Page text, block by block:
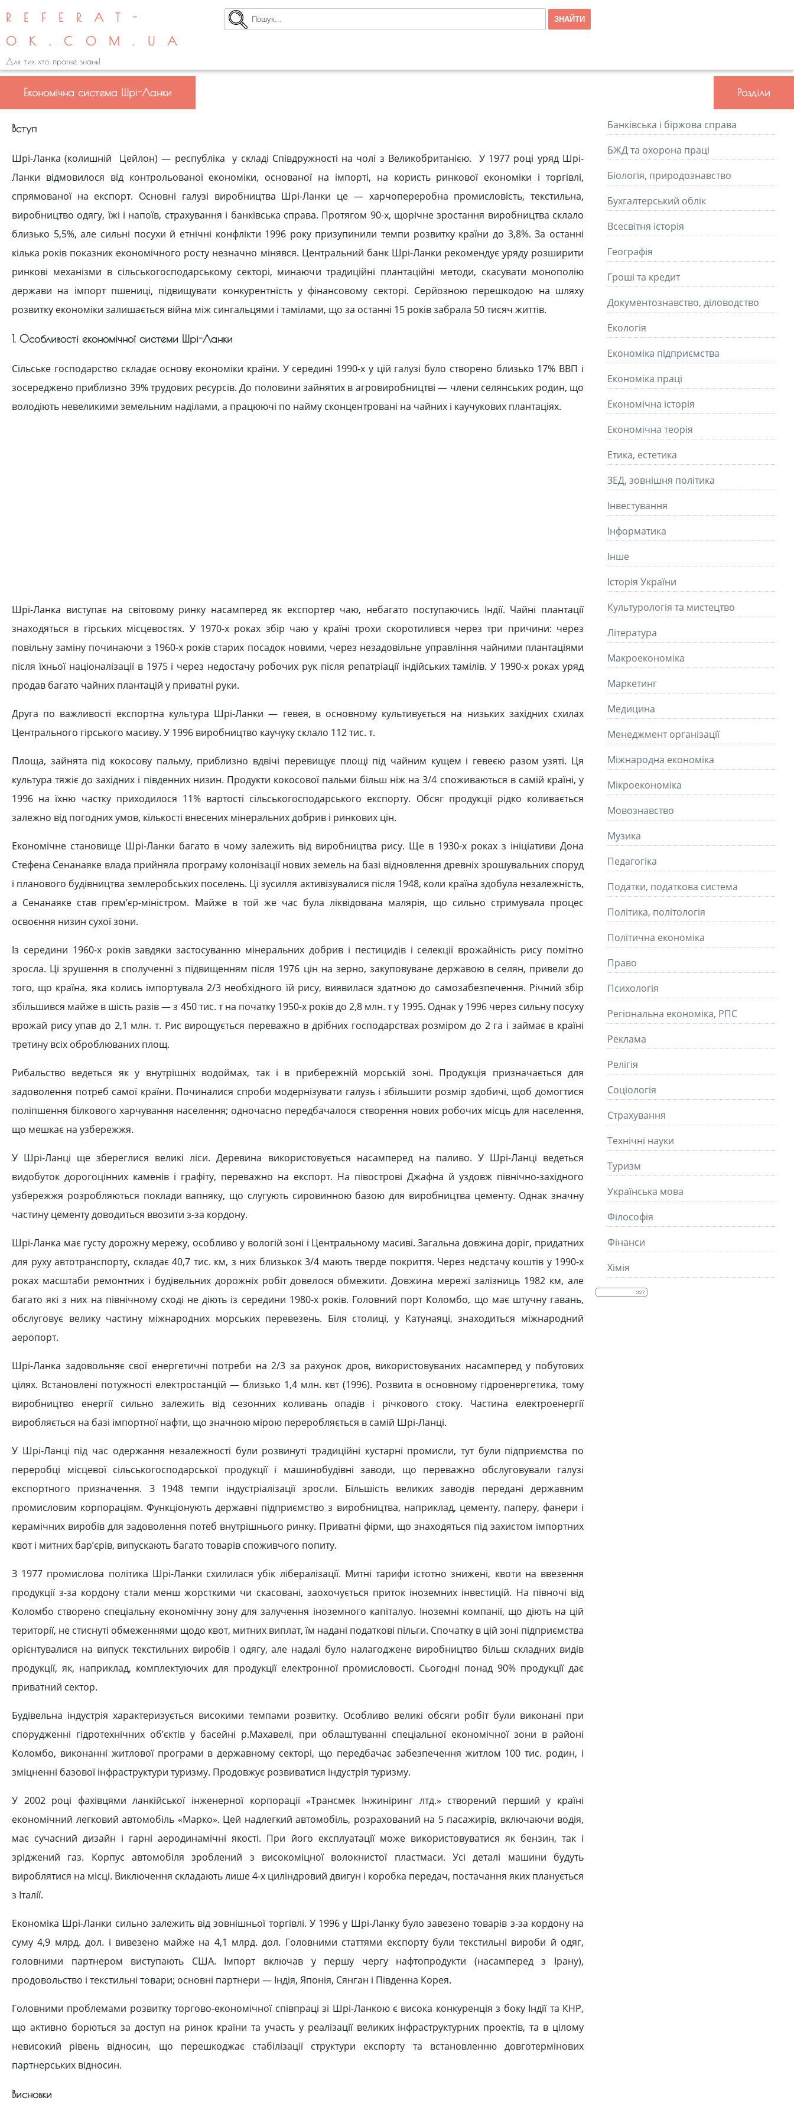
REFERAT-
OK.COM.UA
Для тих хто прагне знань!
Економічна система Шрі-Ланки
Вступ
Шрі-Ланка (колишній Цейлон) — республіка у складі Співдружності на чолі з Великобританією. У 1977 році уряд Шрі-
Ланки відмовилося від контрольованої економіки, основаної на імпорті, на користь ринкової економіки і торгівлі,
спрямованої на експорт. Основні галузі виробництва Шрі-Ланки це — харчопереробна промисловість, текстильна,
виробництво одягу, їжі і напоїв, страхування і банківська справа. Протягом 90-х, щорічне зростання виробництва склало
близько 5,5%, але сильні посухи й етнічні конфлікти 1996 року призупинили темпи розвитку країни до 3,8%. За останні
кілька років показник економічного росту незначно мінявся. Центральний банк Шрі-Ланки рекомендує уряду розширити
ринкові механізми в сільськогосподарському секторі, минаючи традиційні плантаційні методи, скасувати монополію
держави на імпорт пшениці, підвищувати конкурентність у фінансовому секторі. Серйозною перешкодою на шляху
розвитку економіки залишається війна між сингальцями і тамілами, що за останні 15 років забрала 50 тисяч життів.
1. Особливості економічної системи Шрі-Ланки
Сільське господарство складає основу економіки країни. У середині 1990-х у цій галузі було створено близько 17% ВВП і
зосереджено приблизно 39% трудових ресурсів. До половини зайнятих в агровиробництві — члени селянських родин, що
володіють невеликими земельним наділами, а працюючі по найму сконцентровані на чайних і каучукових плантаціях.
Шрі-Ланка виступає на світовому ринку насамперед як експортер чаю, небагато поступаючись Індії. Чайні плантації
знаходяться в гірських місцевостях. У 1970-х роках збір чаю у країні трохи скоротилився через три причини: через
повільну заміну починаючи з 1960-х років старих посадок новими, через незадовільне управління чайними плантаціями
після їхньої націоналізації в 1975 і через недостачу робочих рук після репатріації індійських тамілів. У 1990-х роках уряд
продав багато чайних плантацій у приватні руки.
Друга по важливості експортна культура Шрі-Ланки — гевея, в основному культивується на низьких західних схилах
Центрального гірського масиву. У 1996 виробництво каучуку склало 112 тис. т.
Площа, зайнята під кокосову пальму, приблизно вдвічі перевищує площі під чайним кущем і гевеєю разом узяті. Ця
культура тяжіє до західних і південних низин. Продукти кокосової пальми більш ніж на 3/4 споживаються в самій країні, у
1996 на їхню частку приходилося 11% вартості сільськогосподарського експорту. Обсяг продукції рідко коливається
залежно від погодних умов, кількості внесених мінеральних добрив і ринкових цін.
Економічне становище Шрі-Ланки багато в чому залежить від виробництва рису. Ще в 1930-х роках з ініціативи Дона
Стефена Сенанаяке влада прийняла програму колонізації нових земель на базі відновлення древніх зрошувальних споруд
і планового будівництва землеробських поселень. Ці зусилля активізувалися після 1948, коли країна здобула незалежність,
а Сенанаяке став прем’єр-міністром. Майже в той же час була ліквідована малярія, що сильно стримувала процес
освоєння низин сухої зони.
Із середини 1960-x років завдяки застосуванню мінеральних добрив і пестицидів і селекції врожайність рису помітно
зросла. Ці зрушення в сполученні з підвищенням після 1976 цін на зерно, закуповуване державою в селян, привели до
того, що країна, яка колись імпортувала 2/3 необхідного їй рису, виявилася здатною до самозабезпечення. Річний збір
збільшився майже в шість разів — з 450 тис. т на початку 1950-х років до 2,8 млн. т у 1995. Однак у 1996 через сильну посуху
врожай рису упав до 2,1 млн. т. Рис вирощується переважно в дрібних господарствах розміром до 2 га і займає в країні
третину всіх оброблюваних площ.
Рибальство ведеться як у внутрішніх водоймах, так і в прибережній морській зоні. Продукція призначається для
задоволення потреб самої країни. Починалися спроби модернізувати галузь і збільшити розмір здобичі, щоб домогтися
поліпшення білкового харчування населення; одночасно передбачалося створення нових робочих місць для населення,
що мешкає на узбережжя.
У Шрі-Ланці ще збереглися великі ліси. Деревина використовується насамперед на паливо. У Шрі-Ланці ведеться
видобуток дорогоцінних каменів і графіту, переважно на експорт. На півострові Джафна й уздовж північно-західного
узбережжя розробляються поклади вапняку, що слугують сировинною базою для виробництва цементу. Однак значну
частину цементу доводиться ввозити з-за кордону.
Шрі-Ланка має густу дорожну мережу, особливо у вологій зоні і Центральному масиві. Загальна довжина доріг, придатних
для руху автотранспорту, складає 40,7 тис. км, з них близькок 3/4 мають тверде покриття. Через недстачу коштів у 1990-х
роках масштаби ремонтних і будівельних дорожніх робіт довелося обмежити. Довжина мережі залізниць 1982 км, але
багато які з них на північному сході не діють із середини 1980-х років. Головний порт Коломбо, що має штучну гавань,
обслуговує велику частину міжнародних морських перевезень. Біля столиці, у Катунаяці, знаходиться міжнародний
аеропорт.
Шрі-Ланка задовольняє свої енергетичні потреби на 2/3 за рахунок дров, використовуваних насамперед у побутових
цілях. Встановлені потужності електростанцій — близько 1,4 млн. квт (1996). Розвита в основному гідроенергетика, тому
виробництво енергії сильно залежить від сезонних коливань опадів і річкового стоку. Частина електроенергії
виробляється на базі імпортної нафти, що значною мірою переробляється в самій Шрі-Ланці.
У Шрі-Ланці під час одержання незалежності були розвинуті традиційні кустарні промисли, тут були підприємства по
переробці місцевої сільськогосподарської продукції і машинобудівні заводи, що переважно обслуговували галузі
експортного призначення. З 1948 темпи індустріалізації зросли. Більшість великих заводів передані державним
промисловим корпораціям. Функціонують державні підприємство з виробництва, наприклад, цементу, паперу, фанери і
керамічних виробів для задоволення потеб внутрішнього ринку. Приватні фірми, що знаходяться під захистом імпортних
квот і митних бар’єрів, випускають багато товарів споживчого попиту.
З 1977 промислова політика Шрі-Ланки схилилася убік лібералізації. Митні тарифи істотно знижені, квоти на ввезення
продукції з-за кордону стали менш жорсткими чи скасовані, заохочується приток іноземних інвестицій. На півночі від
Коломбо створено спеціальну економічну зону для залучення іноземного капіталуо. Іноземні компанії, що діють на цій
території, не стиснуті обмеженнями щодо квот, митних виплат, їм надані податкові пільги. Спочатку в цій зоні підприємства
орієнтувалися на випуск текстильних виробів і одягу, але надалі було налагоджене виробництво більш складних видів
продукції, як, наприклад, комплектуючих для продукції електронної промисловості. Сьогодні понад 90% продукції дає
приватний сектор.
Будівельна індустрія характеризується високими темпами розвитку. Особливо великі обсяги робіт були виконані при
спорудженні гідротехнічних об’єктів у басейні р.Махавелі, при облаштуванні спеціальної економічної зони в районі
Коломбо, виконанні житлової програми в державному секторі, що передбачає забезпечення житлом 100 тис. родин, і
зміцненні базової інфраструктури туризму. Продовжує розвиватися індустрія туризму.
У 2002 році фахівцями ланкійської інженерної корпорації «Трансмек Інжиніринг лтд.» створений перший у країні
економічний легковий автомобіль «Марко». Цей надлегкий автомобіль, розрахований на 5 пасажирів, включаючи водія,
має сучасний дизайн і гарні аеродинамічні якості. При його експлуатації може використовуватися як бензин, так і
зріджений газ. Корпус автомобіля зроблений з високоміцної волокнистої пластмаси. Усі деталі машини будуть
вироблятися на місці. Виключення складають лише 4-х циліндровий двигун і коробка передач, постачання яких планується
з Італії.
Економіка Шрі-Ланки сильно залежить від зовнішньої торгівлі. У 1996 у Шрі-Ланку було завезено товарів з-за кордону на
суму 4,9 млрд. дол. і вивезено майже на 4,1 млрд. дол. Головними статтями експорту були текстильні вироби й одяг,
головними партнером виступають США. Імпорт включав у першу чергу нафтопродукти (насамперед з Ірану),
продовольство і текстильні товари; основні партнери — Індія, Японія, Сянган і Південна Корея.
Головними проблемами розвитку торгово-економічної співпраці зі Шрі-Ланкою є висока конкуренція з боку Індії та КНР,
що активно борються за доступ на ринок країни та участь у реалізації великих інфраструктурних проектів, та в цілому
невисокий рівень відносин, що перешкоджає стабілізації структури експорту та встановленню довготермінових
партнерських відносин.
Висновки
Розділи
Банківська і біржова справа
БЖД та охорона праці
Біологія, природознавство
Бухгалтерський облік
Всесвітня історія
Географія
Гроші та кредит
Документознавство, діловодство
Екологія
Економіка підприємства
Економіка праці
Економічна історія
Економічна теорія
Етика, естетика
ЗЕД, зовнішня політика
Інвестування
Інформатика
Інше
Історія України
Культурологія та мистецтво
Літературa
Макроекономіка
Маркетинг
Медицина
Менеджмент організації
Міжнародна економіка
Мікроекономіка
Мовознавство
Музика
Педагогіка
Податки, податкова система
Політика, політологія
Політична економіка
Право
Психологія
Регіональна економіка, РПС
Реклама
Релігія
Соціологія
Страхування
Технічні науки
Туризм
Українська мова
Філософія
Фінанси
Хімія